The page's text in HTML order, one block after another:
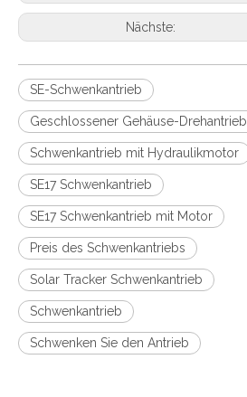
Nächste:
SE-Schwenkantrieb
Geschlossener Gehäuse-Drehantrieb
Schwenkantrieb mit Hydraulikmotor
SE17 Schwenkantrieb
SE17 Schwenkantrieb mit Motor
Preis des Schwenkantriebs
Solar Tracker Schwenkantrieb
Schwenkantrieb
Schwenken Sie den Antrieb